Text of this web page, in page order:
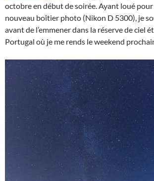
octobre en début de soirée. Ayant loué
nouveau boîtier photo (Nikon D 5300), je
avant de l’emmener dans la réserve de ciel
Portugal où je me rends le weekend